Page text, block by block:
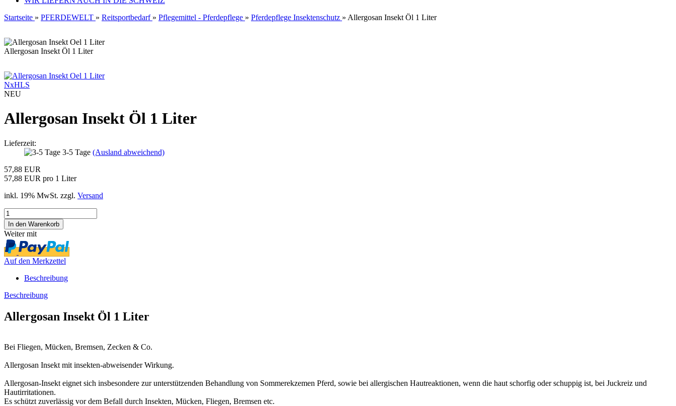
Startseite » PFERDEWELT » Reitsportbedarf » Pflegemittel - Pferdepflege » Pferdepflege Insektenschutz » Allergosan Insekt Öl 1 Liter
Allergosan Insekt Öl 1 Liter
NxHLS
NEU
Allergosan Insekt Öl 1 Liter
Lieferzeit:
3-5 Tage (Ausland abweichend)
57,88 EUR
57,88 EUR pro 1 Liter
inkl. 19% MwSt. zzgl. Versand
Weiter mit
Auf den Merkzettel
Beschreibung
Beschreibung
Allergosan Insekt Öl 1 Liter
Bei Fliegen, Mücken, Bremsen, Zecken & Co.
Allergosan Insekt mit insekten-abweisender Wirkung.
Allergosan-Insekt eignet sich insbesondere zur unterstützenden Behandlung von Sommerekzemen Pferd, sowie bei allergischen Hautreaktionen, wenn die haut schorfig oder schuppig ist, bei Juckreiz und
Hautirritationen.
Es schützt zuverlässig vor dem Befall durch Insekten, Mücken, Fliegen, Bremsen etc.